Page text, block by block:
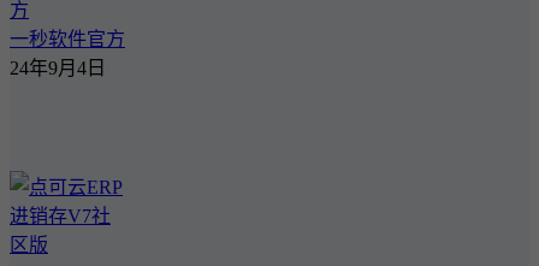
一秒软件官方
24年9月4日